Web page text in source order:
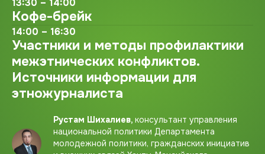
Кофе-брейк
14:00 – 16:30
Участники и методы профилактики
межэтнических конфликтов.
Источники информации для
этножурналиста
Рустам Шихалиев, консультант управления
национальной политики Департамента
молодежной политики, гражданских инициатив